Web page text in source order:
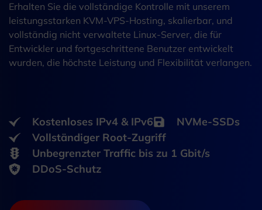
Erhalten Sie die vollständige Kontrolle mit unserem
leistungsstarken KVM-VPS-Hosting, skalierbar, und
vollständig nicht verwaltete Linux-Server, die für
Entwickler und fortgeschrittene Benutzer entwickelt
wurden, die höchste Leistung und Flexibilität verlangen.
Kostenloses IPv4 & IPv6
NVMe-SSDs
Vollständiger Root-Zugriff
Unbegrenzter Traffic bis zu 1 Gbit/s
DDoS-Schutz